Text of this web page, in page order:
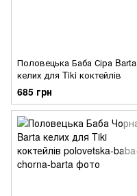
Половецька Баба Сіра Barta
келих для Tiki коктейлів
685 грн